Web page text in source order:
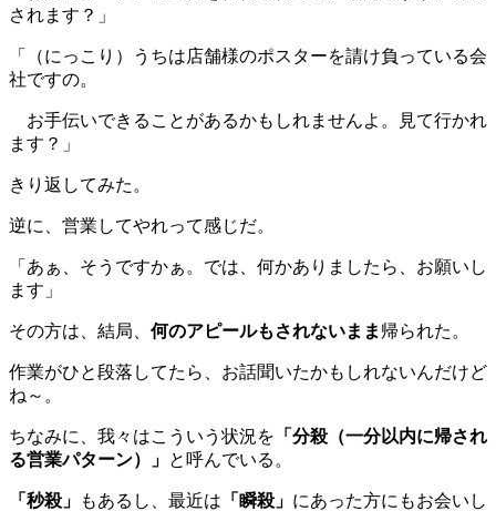
されます？」
「（にっこり）うちは店舗様のポスターを請け負っている会
社ですの。
お手伝いできることがあるかもしれませんよ。見て行かれ
ます？」
きり返してみた。
逆に、営業してやれって感じだ。
「あぁ、そうですかぁ。では、何かありましたら、お願いし
ます」
その方は、結局、 何のアピールもされないまま 帰られた。
作業がひと段落してたら、お話聞いたかもしれないんだけど
ね～。
ちなみに、我々はこういう状況を 「分殺（一分以内に帰され
る営業パターン）」 と呼んでいる。
「秒殺」 もあるし、最近は 「瞬殺」 にあった方にもお会いし